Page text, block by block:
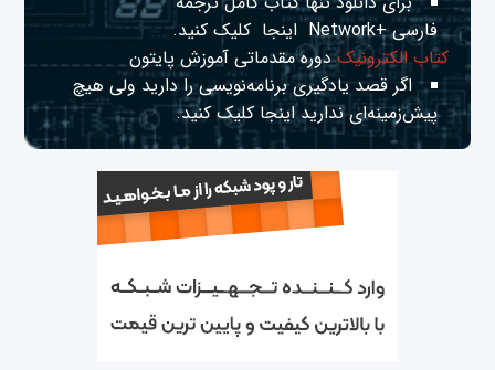
فارسی +Network
اینجا کلیک کنید.
کتاب الکترونیکدوره مقدماتی آموزش پایتون
اگر قصد یادگیری برنامه‌نویسی را دارید ولی هیچ
پیش‌زمینه‌ای نداریداینجا کلیک کنید.